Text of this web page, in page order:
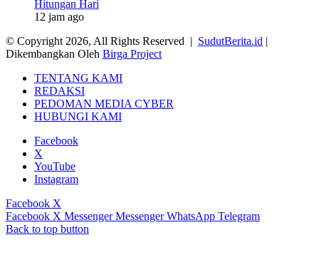
Hitungan Hari
12 jam ago
© Copyright 2026, All Rights Reserved | SudutBerita.id |
Dikembangkan Oleh Birga Project
TENTANG KAMI
REDAKSI
PEDOMAN MEDIA CYBER
HUBUNGI KAMI
Facebook
X
YouTube
Instagram
Facebook X
Facebook X Messenger Messenger WhatsApp Telegram
Back to top button